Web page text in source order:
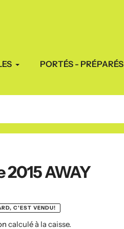
PORTÉS - PRÉPARÉS
AWAY
C'EST VENDU!
calculé à la caisse.